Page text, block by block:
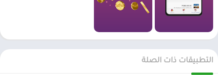
التطبيقات ذات الصلة